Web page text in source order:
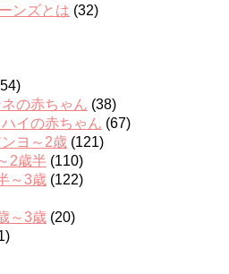
ンズとは (32)
の赤ちゃん (38)
イの赤ちゃん (67)
ヨ～2歳 (121)
2歳半 (110)
～3歳 (122)
～3歳 (20)